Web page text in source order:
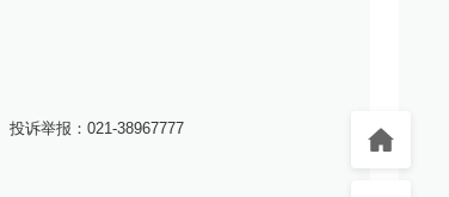
投诉举报：021-38967777